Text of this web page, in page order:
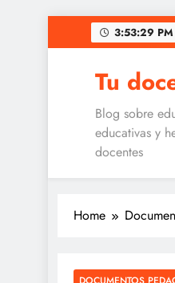
to
3:53:30 PM
Tu
Blog sobre
educativas y
docentes
Home
DOCUMENTOS